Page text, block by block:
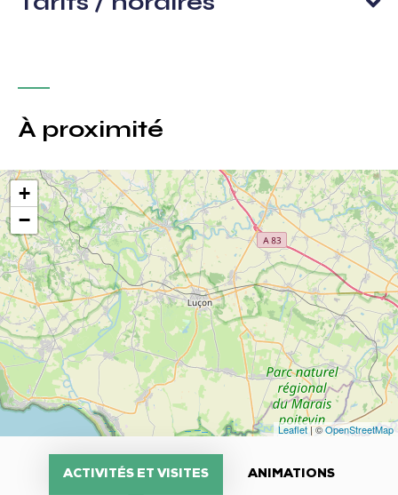
À proximité
+
−
Leaflet| ©OpenStreetMap
ACTIVITÉS ET VISITES ANIMATIONS